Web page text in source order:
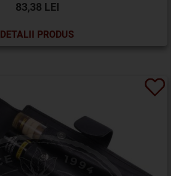
83,38 LEI
DETALII PRODUS